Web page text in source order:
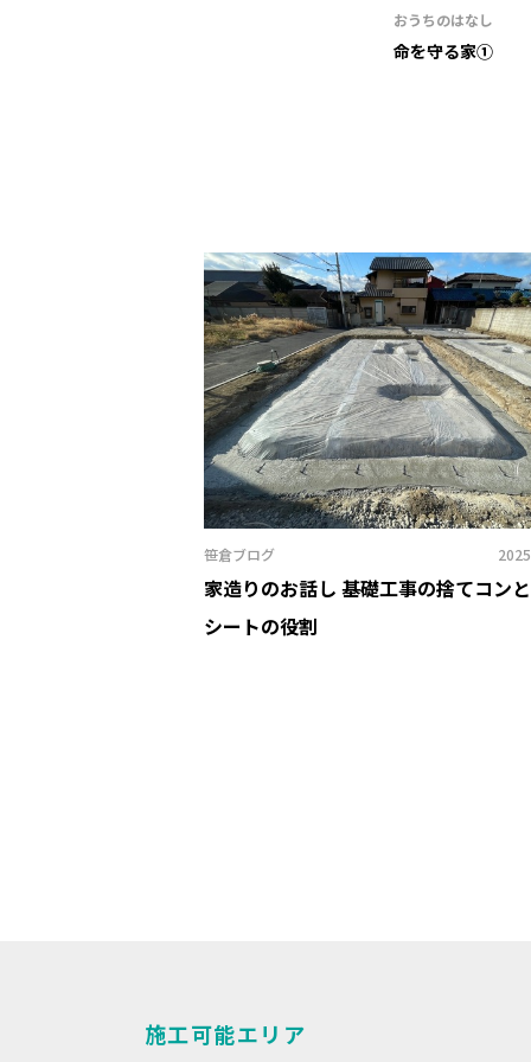
おうちのはなし
命を守る家①
笹倉ブログ
家造りのお話し 基礎工事の捨てコン
シートの役割
施工可能エリア